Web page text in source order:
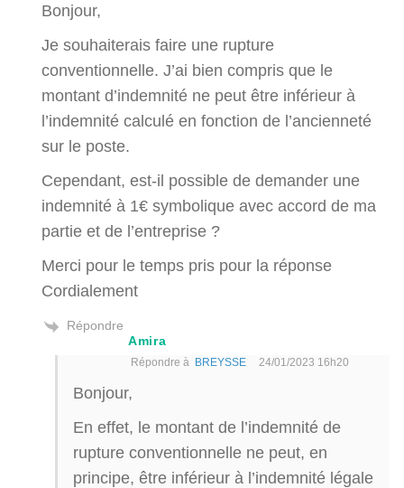
Bonjour,
Je souhaiterais faire une rupture
conventionnelle. J’ai bien compris que le
montant d’indemnité ne peut être inférieur à
l’indemnité calculé en fonction de l’ancienneté
sur le poste.
Cependant, est-il possible de demander une
indemnité à 1€ symbolique avec accord de ma
partie et de l’entreprise ?
Merci pour le temps pris pour la réponse
Cordialement
Répondre
Amira
Répondre à BREYSSE 24/01/2023 16h20
Bonjour,
En effet, le montant de l’indemnité de
rupture conventionnelle ne peut, en
principe, être inférieur à l’indemnité légale